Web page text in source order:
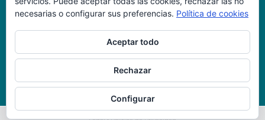
Colegio Ntra Sra del Carmen
direcciontitular@carmenmostoles.es
Código Centro: 28023224
Teléfono: 916456723
Dirección: C/ Chile, 4, 28938, Móstoles-Madrid
Copyright 2016 Hijas de la Caridad | Todos los derechos reservados| |Aviso
necesarias o configurar sus preferencias. Política de cookies
Aceptar todo
Rechazar
Configurar